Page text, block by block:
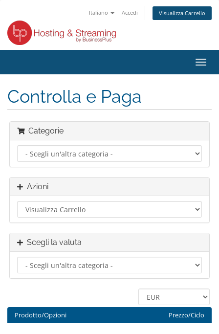
Italiano Accedi Visualizza Carrello
Attiva
Controlla e Paga
Categorie
Azioni
Scegli la valuta
Prodotto/Opzioni Prezzo/Ciclo